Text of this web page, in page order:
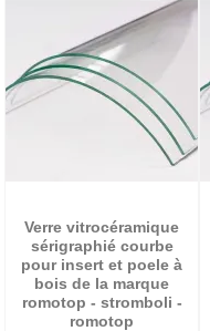
Verre vitrocéramique
sérigraphié courbe
pour insert et poele à
bois de la marque
romotop - stromboli -
romotop